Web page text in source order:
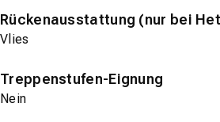
Rückenausstattung (nur bei
Vlies
Treppenstufen-Eignung
Nein